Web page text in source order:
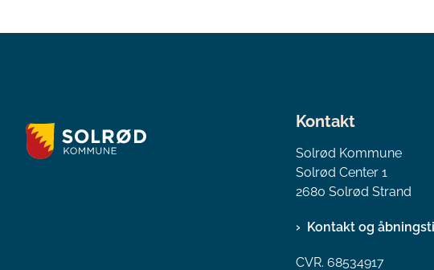
Kontakt
Solrød Kommune
Solrød Center 1
2680 Solrød Strand
Kontakt og
CVR. 68534917